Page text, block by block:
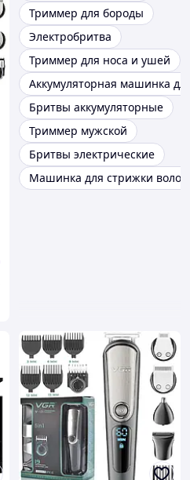
Триммер для бороды
Электробритва
Триммер для носа и ушей
Аккумуляторная машинка
Бритвы аккумуляторные
Триммер мужской
Бритвы электрические
Машинка для стрижки волос